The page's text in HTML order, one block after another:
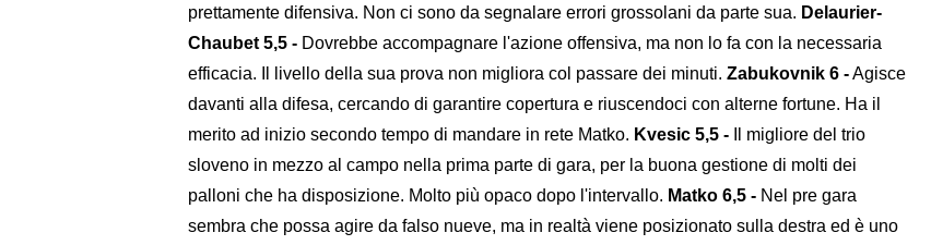
prettamente difensiva. Non ci sono da segnalare errori grossolani da parte sua. Delaurier-
Chaubet 5,5 - Dovrebbe accompagnare l'azione offensiva, ma non lo fa con la necessaria
efficacia. Il livello della sua prova non migliora col passare dei minuti. Zabukovnik 6 -Agisce
davanti alla difesa, cercando di garantire copertura e riuscendoci con alterne fortune. Ha il
merito ad inizio secondo tempo di mandare in rete Matko. Kvesic 5,5 - Il migliore del trio
sloveno in mezzo al campo nella prima parte di gara, per la buona gestione di molti dei
palloni che ha disposizione. Molto più opaco dopo l'intervallo. Matko 6,5 - Nel pre gara
sembra che possa agire da falso nueve, ma in realtà viene posizionato sulla destra ed è uno